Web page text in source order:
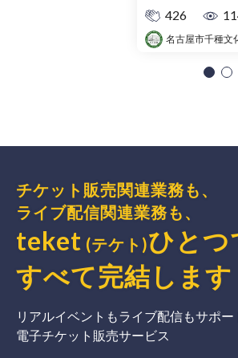
426
名古屋市千種文
チケット販売関連業務も、
ライブ配信関連業務も、
teket (テケト)ひとつ
すべて完結 します
リアルイベントもライブ配信もサポー
電子チケット販売サービス